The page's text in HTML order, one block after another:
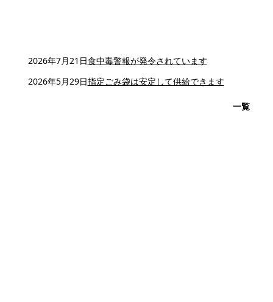
2026年7月21日食中毒警報が発令されています
2026年5月29日指定ごみ袋は安定して供給できます
一覧